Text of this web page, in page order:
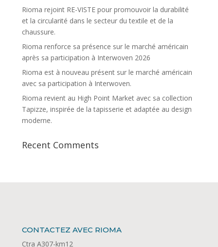
Rioma rejoint RE-VISTE pour promouvoir la durabilité
et la circularité dans le secteur du textile et de la
chaussure.
Rioma renforce sa présence sur le marché américain
après sa participation à Interwoven 2026
Rioma est à nouveau présent sur le marché américain
avec sa participation à Interwoven.
Rioma revient au High Point Market avec sa collection
Tapizze, inspirée de la tapisserie et adaptée au design
moderne.
Recent Comments
CONTACTEZ AVEC RIOMA
Ctra A307-km12